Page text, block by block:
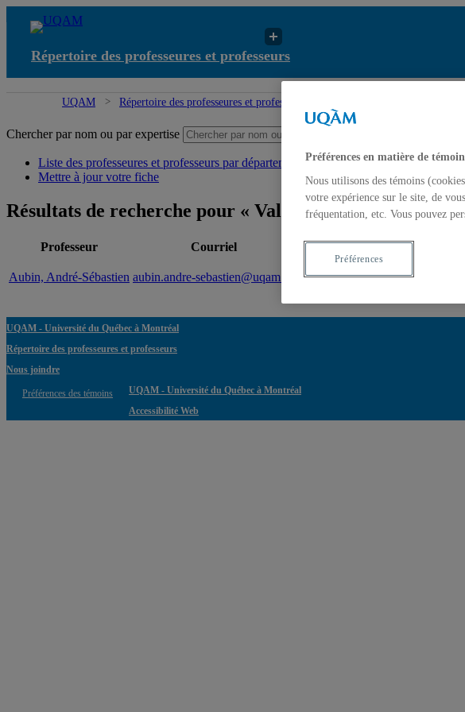
Répertoire des professeures et professeurs
UQAM Répertoire des professeures et professeurs
Chercher par nom ou par expertise
Liste des professeures et professeurs par départements et écoles
Mettre à jour votre fiche
Résultats de recherche pour « Validation en contexte de
Professeur Courriel Expertise(s)
Aubin, André-Sébastien aubin.andre-sebastien@uqam.ca Validation en contexte de
UQAM - Université du Québec à Montréal
Répertoire des professeures et professeurs
Nous joindre
Préférences des témoins
UQAM - Université du Québec à Montréal
Accessibilité Web
Préférences en matière de
Nous utilisons des témoins
votre expérience sur le site, de
fréquentation, etc. Vous pouvez
Préférences